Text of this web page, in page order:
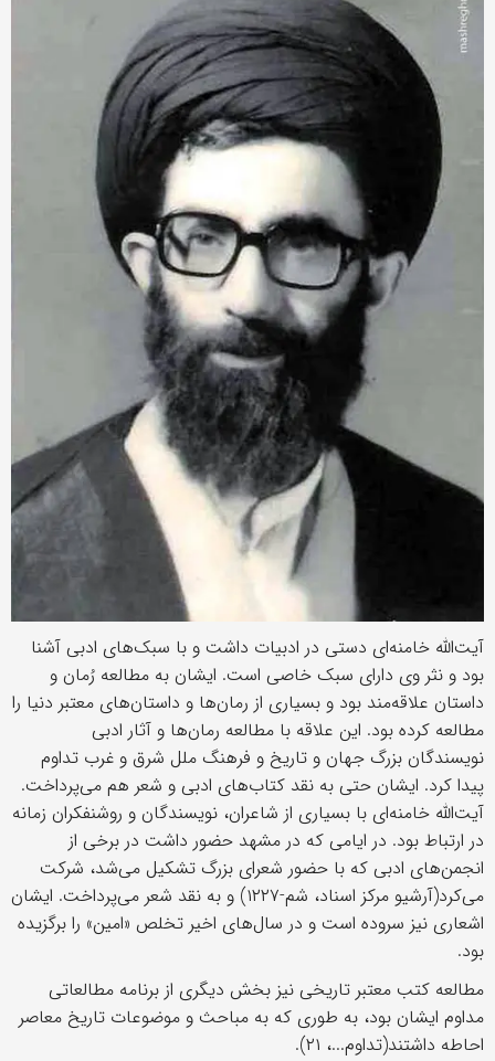
آیت‌الله خامنه‌ای دستی در ادبیات داشت و با سبک‌های ادبی آشنا
بود و نثر وی دارای سبک خاصی است. ایشان به مطالعه رُمان و
داستان علاقه‌مند بود و بسیاری از رمان‌ها و داستان‌های معتبر دنیا را
مطالعه کرده بود. این علاقه با مطالعه رمان‌ها و آثار ادبی
نویسندگان بزرگ جهان و تاریخ و فرهنگ ملل شرق و غرب تداوم
پیدا کرد. ایشان حتی به نقد کتاب‌های ادبی و شعر هم می‌پرداخت.
آیت‌الله خامنه‌ای با بسیاری از شاعران، نویسندگان و روشنفکران زمانه
در ارتباط بود. در ایامی که در مشهد حضور داشت در برخی از
انجمن‌های ادبی که با حضور شعرای بزرگ تشکیل می‌شد، شرکت
می‌کرد(آرشیو مرکز اسناد، شم-۱۲۲۷) و به نقد شعر می‌پرداخت. ایشان
اشعاری نیز سروده است و در سال‌های اخیر تخلص «امین» را برگزیده
بود.
مطالعه کتب معتبر تاریخی نیز بخش دیگری از برنامه مطالعاتی
مداوم ایشان بود، به طوری که به مباحث و موضوعات تاریخ معاصر
احاطه داشتند(تداوم...، ۲۱).